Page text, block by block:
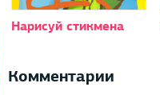
Нарисуй стикмена
Комментарии